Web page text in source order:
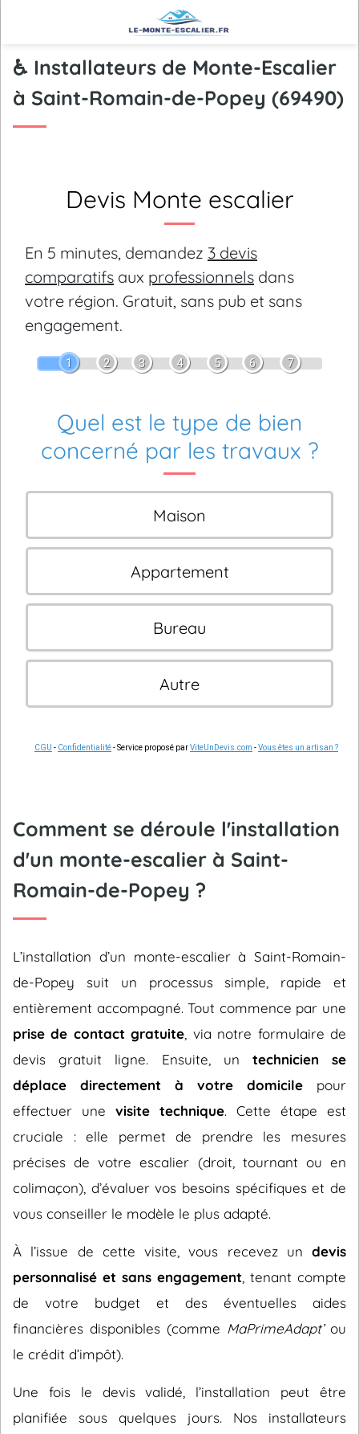
♿ Installateurs de Monte-Escalier
à Saint-Romain-de-Popey (69490)
Devis Monte escalier
En 5 minutes, demandez 3 devis
comparatifs aux professionnels dans
votre région. Gratuit, sans pub et sans
engagement.
1 2 3 4 5 6 7
Quel est le type de bien
concerné par les travaux ?
Maison
Appartement
Bureau
Autre
CGU - Confidentialité- Service proposé parViteUnDevis.com -Vous êtes un artisan ?
Comment se déroule l'installation
d'un monte-escalier à Saint-
Romain-de-Popey ?
L’installation d’un monte-escalier à Saint-Romain-
de-Popey suit un processus simple, rapide et
entièrement accompagné. Tout commence par une
prise de contact gratuite , via notre formulaire de
devis gratuit ligne. Ensuite, un technicien se
déplace directement à votre domicile pour
effectuer une visite technique. Cette étape est
cruciale : elle permet de prendre les mesures
précises de votre escalier (droit, tournant ou en
colimaçon), d’évaluer vos besoins spécifiques et de
vous conseiller le modèle le plus adapté.
À l’issue de cette visite, vous recevez un devis
personnalisé et sans engagement , tenant compte
de votre budget et des éventuelles aides
financières disponibles (comme MaPrimeAdapt’ou
le crédit d’impôt).
Une fois le devis validé, l’installation peut être
planifiée sous quelques jours. Nos installateurs